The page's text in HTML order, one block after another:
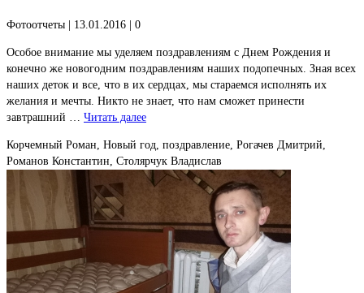
Фотоотчеты | 13.01.2016 | 0
Особое внимание мы уделяем поздравлениям с Днем Рождения и
конечно же новогодним поздравлениям наших подопечных. Зная всех
наших деток и все, что в их сердцах, мы стараемся исполнять их
желания и мечты. Никто не знает, что нам сможет принести
завтрашний … Читать далее
Корчемный Роман, Новый год, поздравление, Рогачев Дмитрий,
Романов Константин, Столярчук Владислав